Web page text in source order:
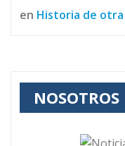
en Historia de
NOSOTROS